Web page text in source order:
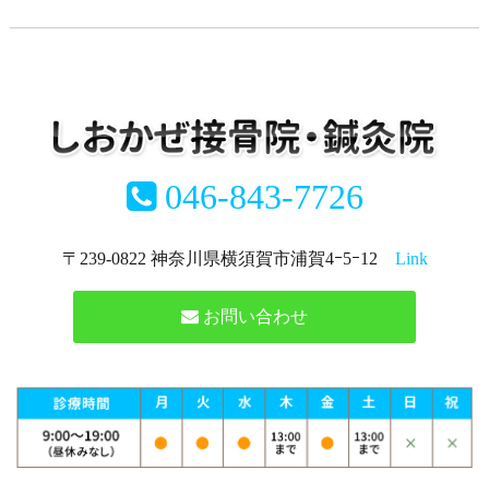
046-843-7726
〒239-0822 神奈川県横須賀市浦賀4ｰ5ｰ12 Link
お問い合わせ